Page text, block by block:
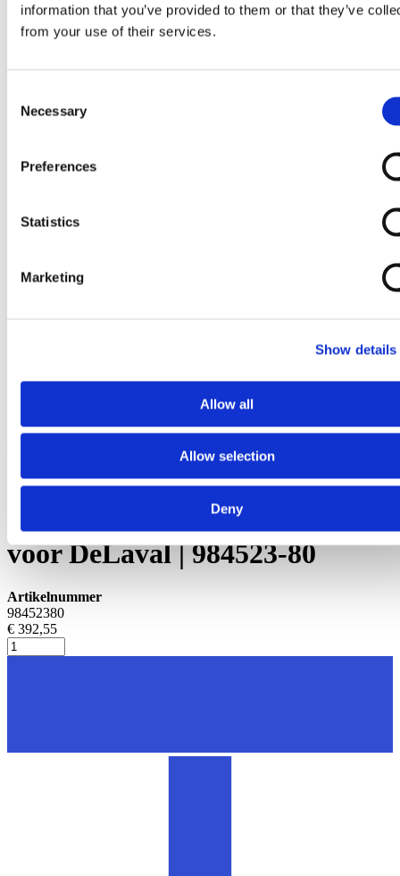
information that you’ve provided to them or that they’ve
from your use of their services.
Selection
Necessary
Preferences
Statistics
Marketing
Show details
Allow all
Allow selection
Deny
stalartikelen
Koeherkenningsdoek passend
voor DeLaval | 984523-80
Artikelnummer
98452380
€ 392,55